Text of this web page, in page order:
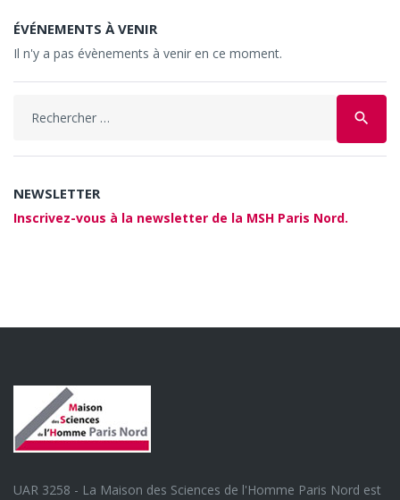
ÉVÉNEMENTS À VENIR
Il n'y a pas évènements à venir en ce moment.
search
NEWSLETTER
Inscrivez-vous à la newsletter de la MSH Paris Nord.
UAR 3258 - La Maison des Sciences de l'Homme Paris Nord est